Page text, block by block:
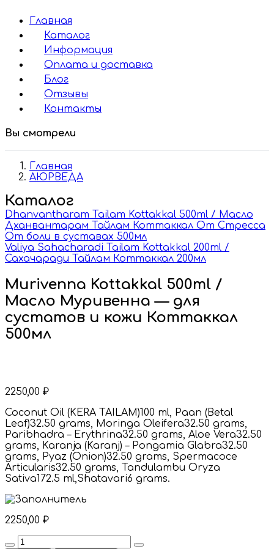
Главная
Каталог
Информация
Оплата и доставка
Блог
Отзывы
Контакты
Вы смотрели
Главная
АЮРВЕДА
Каталог
Dhanvantharam Tailam Kottakkal 500ml / Масло
Дханвантарам Тайлам Коттаккал От Стресса
От боли в суставах 500мл
Valiya Sahacharadi Tailam Kottakkal 200ml /
Сахачаради Тайлам Коттаккал 200мл
Murivenna Kottakkal 500ml /
Масло Муривенна — для
сустатов и кожи Коттаккал
500мл
2250,00 ₽
Coconut Oil (KERA TAILAM)100 ml, Paan (Betal
Leaf)32.50 grams, Moringa Oleifera32.50 grams,
Paribhadra – Erythrina32.50 grams, Aloe Vera32.50
grams, Karanja (Karanj) – Pongamia Glabra32.50
grams, Pyaz (Onion)32.50 grams, Spermacoce
Articularis32.50 grams, Tandulambu Oryza
Sativa172.5 ml,Shatavari6 grams.
2250,00 ₽
Quantity